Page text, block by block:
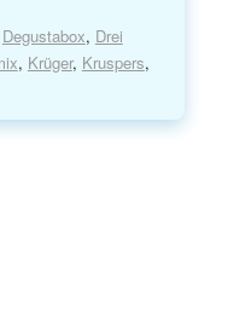
Degustabox, Drei
, Krüger, Kruspers,